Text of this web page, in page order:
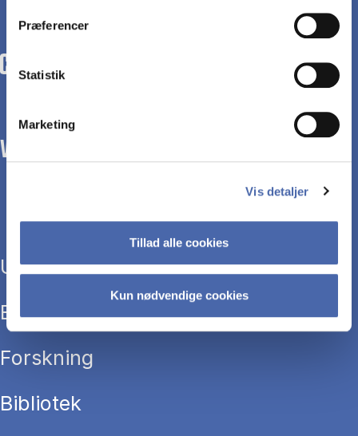
Præferencer
Statistik
Marketing
Vis detaljer
Tillad alle cookies
Kun nødvendige cookies
WE TRANSFORM SOCIETY WITH BUSINESS.
Uddannelser
Efteruddannelse
Forskning
Bibliotek